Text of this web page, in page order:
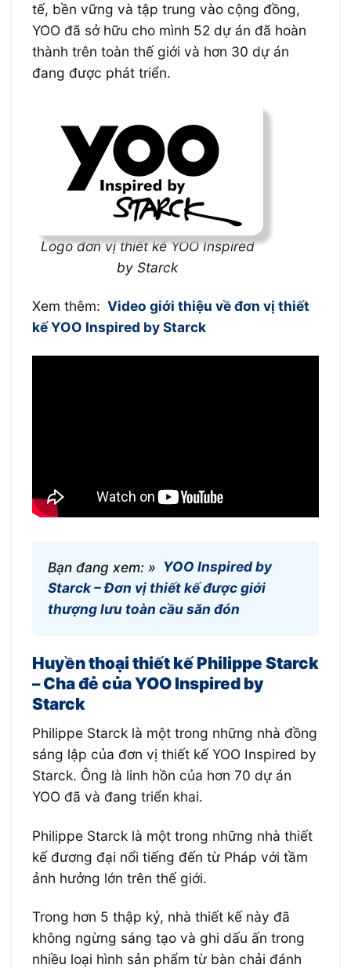
tế, bền vững và tập trung vào cộng đồng,
YOO đã sở hữu cho mình 52 dự án đã hoàn
thành trên toàn thế giới và hơn 30 dự án
đang được phát triển.
Logo đơn vị thiết kế YOO Inspired
by Starck
Xem thêm: Video giới thiệu về đơn vị thiết
kế YOO Inspired by Starck
Bạn đang xem: » YOO Inspired by
Starck – Đơn vị thiết kế được giới
thượng lưu toàn cầu săn đón
Huyền thoại thiết kế Philippe Starck
– Cha đẻ củaYOO Inspired by
Starck
Philippe Starck là một trong những nhà đồng
sáng lập của đơn vị thiết kế YOO Inspired by
Starck. Ông là linh hồn của hơn 70 dự án
YOO đã và đang triển khai.
Philippe Starck là một trong những nhà thiết
kế đương đại nổi tiếng đến từ Pháp với tầm
ảnh hưởng lớn trên thế giới.
Trong hơn 5 thập kỷ, nhà thiết kế này đã
không ngừng sáng tạo và ghi dấu ấn trong
nhiều loại hình sản phẩm từ bàn chải đánh